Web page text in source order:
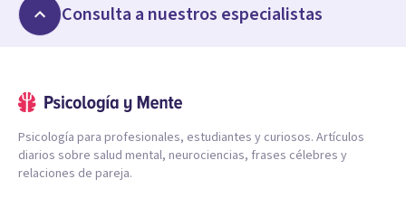
Consulta a nuestros especialistas
Psicología para profesionales, estudiantes y curiosos. Artículos
diarios sobre salud mental, neurociencias, frases célebres y
relaciones de pareja.